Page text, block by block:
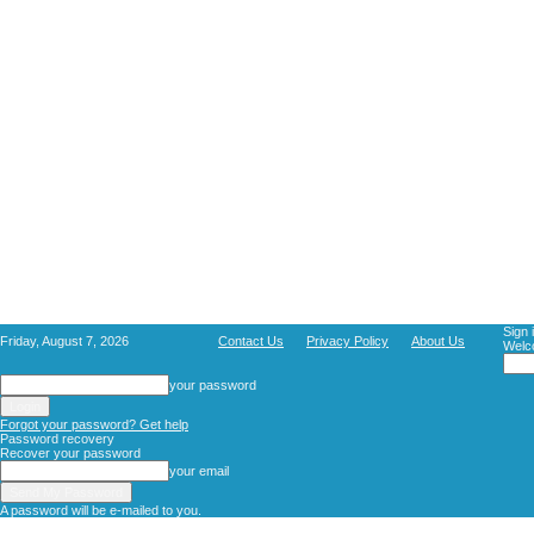
Friday, August 7, 2026 Contact Us Privacy Policy About Us
Sign
your password
Forgot your password? Get help
Password recovery
Recover your password
your email
A password will be e-mailed to you.